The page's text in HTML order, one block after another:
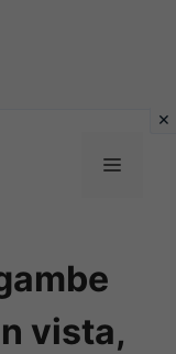
MENU
vista,